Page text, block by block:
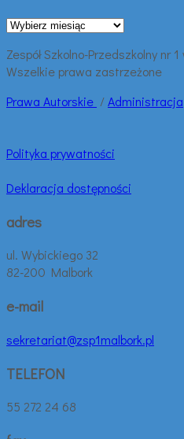
Archiwalne
Zespół Szkolno-Przedszkolny nr
Wszelkie prawa zastrzeżone
Prawa Autorskie /Administracja
Polityka prywatności
Deklaracja dostępności
adres
ul. Wybickiego 32
82-200 Malbork
e-mail
sekretariat@zsp1malbork.pl
TELEFON
55 272 24 68